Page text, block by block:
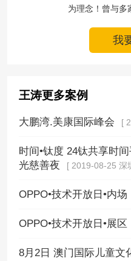
为理念！曾与多
我
王涛更多案例
大鹏湾.美康国际峰会 [
时间•钛度 24钛共享时
光慈善夜
[ 2019-08-25 深
OPPO•技术开放日•内场
OPPO•技术开放日•展区
8月2日 澳门国际儿童文